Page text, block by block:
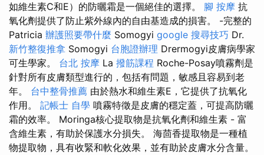
如維生素C和E）的防曬霜是一個絕佳的選擇。 腳 按摩 抗
氧化劑提供了防止紫外線內的自由基造成的損害。 -完整的
Patricia 辦護照要帶什麼 Somogyi google 搜尋技巧 Dr.
新竹整復推拿 Somogyi 台胞證辦理 Drermogyi皮膚病學家
可生學家。 台北 按摩 La 撥筋課程 Roche-Posay噴霧劑是
針對所有皮膚類型進行的，包括有問題，敏感且容易到老
年。 台中整骨推薦 由於熱水和維生素E，它提供了抗氧化
作用。 記帳士 自學 噴霧特徵是皮膚的穩定蓋，可提高防曬
霜的效率。 Moringa核心提取物是抗氧化劑和維生素 - 富
含維生素，有助於保護水分損失。 海茴香提取物是一種植
物提取物，具有收緊和軟化效果，並有助於皮膚水分含量。